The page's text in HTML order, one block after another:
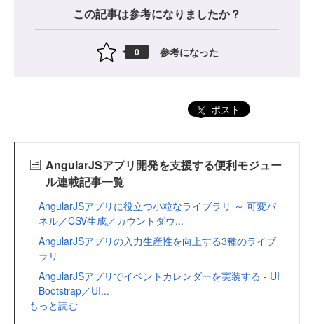
この記事は参考になりましたか？
0 参考になった
ポスト
AngularJSアプリ開発を支援する便利モジュー
ル連載記事一覧
AngularJSアプリに役立つ小粒なライブラリ ～ 可変パ
ネル／CSV生成／カウントダウ...
AngularJSアプリの入力生産性を向上する3種のライブ
ラリ
AngularJSアプリでイベントカレンダーを実装する - UI
Bootstrap／UI...
もっと読む